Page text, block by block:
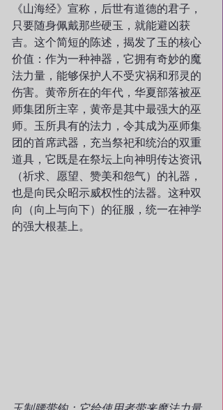
《山海经》宣称，后世有道德的君子，
只要随身佩戴那些硬玉，就能避凶获
吉。这个简短的陈述，揭发了玉的核心
价值：作为一种神器，它拥有奇妙的魔
法力量，能够保护人不受灾祸和邪灵的
伤害。黄帝所在的年代，华夏部落被巫
师集团所主宰，黄帝是其中最强大的巫
师。玉所具有的法力，令其成为巫师集
团的首席武器，充当祭祀和统治的双重
道具，它既是在祭坛上向神明传达资讯
（祈求、愿望、赞美和怨气）的礼器，
也是向民众昭示威权性的法器。这种双
向（向上与向下）的征服，统一在神学
的强大根基上。